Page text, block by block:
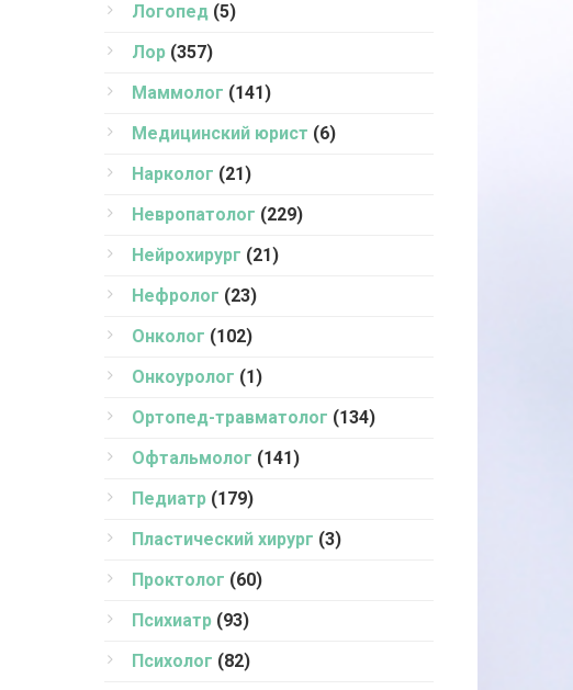
Логопед (5)
Лор (357)
Маммолог (141)
Медицинский юрист (6)
Нарколог (21)
Невропатолог (229)
Нейрохирург (21)
Нефролог (23)
Онколог (102)
Онкоуролог (1)
Ортопед-травматолог (134)
Офтальмолог (141)
Педиатр (179)
Пластический хирург (3)
Проктолог (60)
Психиатр (93)
Психолог (82)